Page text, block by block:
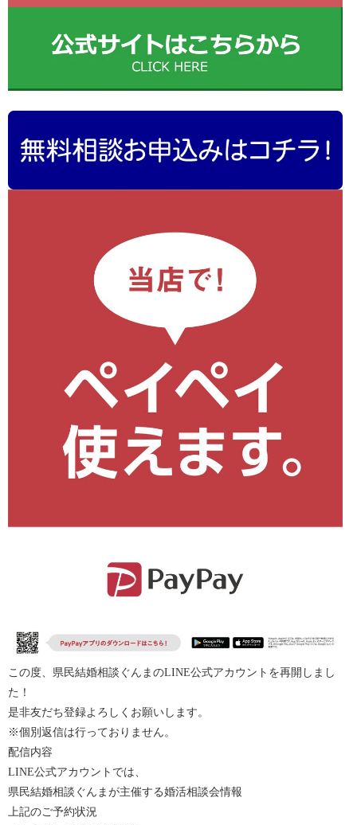
この度、県民結婚相談ぐんまのLINE公式アカウントを再開しまし
た！
是非友だち登録よろしくお願いします。
※個別返信は行っておりません。
配信内容
LINE公式アカウントでは、
県民結婚相談ぐんまが主催する婚活相談会情報
上記のご予約状況